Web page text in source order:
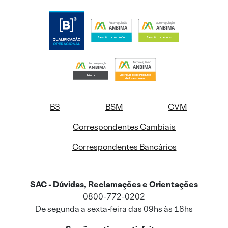
B3 BSM
CVM
Correspondentes Cambiais
Correspondentes Bancários
SAC - Dúvidas, Reclamações e Orientações
0800-772-0202
De segunda a sexta-feira das 09hs às 18hs